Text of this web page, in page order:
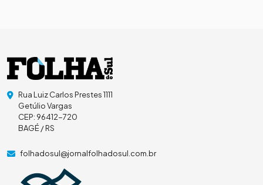
Rua Luiz Carlos Prestes 1111
Getúlio Vargas
CEP: 96412-720
BAGÉ / RS
folhadosul@jornalfolhadosul.com.br